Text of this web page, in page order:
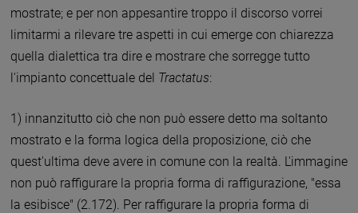
mostrate; e per non appesantire troppo il discorso vorrei
limitarmi a rilevare tre aspetti in cui emerge con chiarezza
quella dialettica tra dire e mostrare che sorregge tutto
l'impianto concettuale del Tractatus:
1) innanzitutto ciò che non può essere detto ma soltanto
mostrato e la forma logica della proposizione, ciò che
quest'ultima deve avere in comune con la realtà. L'immagine
non può raffigurare la propria forma di raffigurazione, "essa
la esibisce" (2.172). Per raffigurare la propria forma di